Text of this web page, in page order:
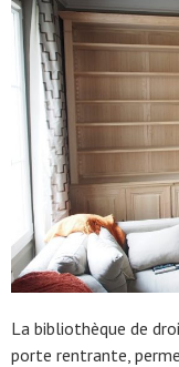
La bibliothèque de
porte rentrante,